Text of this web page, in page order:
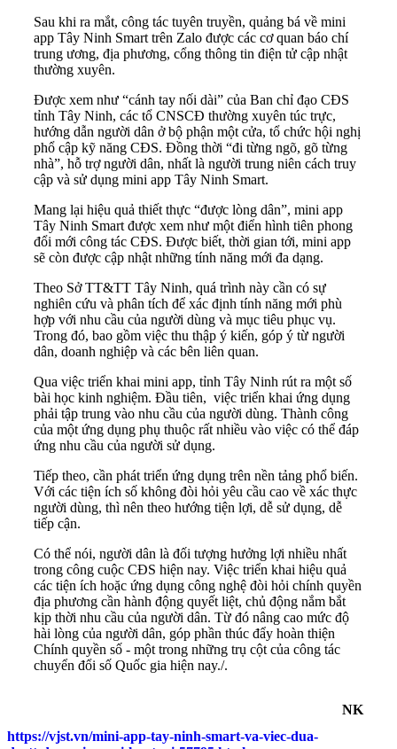
Sau khi ra mắt, công tác tuyên truyền, quảng bá về mini
app Tây Ninh Smart trên Zalo được các cơ quan báo chí
trung ương, địa phương, cổng thông tin điện tử cập nhật
thường xuyên.
Được xem như “cánh tay nối dài” của Ban chỉ đạo CĐS
tỉnh Tây Ninh, các tổ CNSCĐ thường xuyên túc trực,
hướng dẫn người dân ở bộ phận một cửa, tổ chức hội nghị
phổ cập kỹ năng CĐS. Đồng thời “đi từng ngõ, gõ từng
nhà”, hỗ trợ người dân, nhất là người trung niên cách truy
cập và sử dụng mini app Tây Ninh Smart.
Mang lại hiệu quả thiết thực “được lòng dân”, mini app
Tây Ninh Smart được xem như một điển hình tiên phong
đổi mới công tác CĐS. Được biết, thời gian tới, mini app
sẽ còn được cập nhật những tính năng mới đa dạng.
Theo Sở TT&TT Tây Ninh, quá trình này cần có sự
nghiên cứu và phân tích để xác định tính năng mới phù
hợp với nhu cầu của người dùng và mục tiêu phục vụ.
Trong đó, bao gồm việc thu thập ý kiến, góp ý từ người
dân, doanh nghiệp và các bên liên quan.
Qua việc triển khai mini app, tỉnh Tây Ninh rút ra một số
bài học kinh nghiệm. Đầu tiên, việc triển khai ứng dụng
phải tập trung vào nhu cầu của người dùng. Thành công
của một ứng dụng phụ thuộc rất nhiều vào việc có thể đáp
ứng nhu cầu của người sử dụng.
Tiếp theo, cần phát triển ứng dụng trên nền tảng phổ biến.
Với các tiện ích số không đòi hỏi yêu cầu cao về xác thực
người dùng, thì nên theo hướng tiện lợi, dễ sử dụng, dễ
tiếp cận.
Có thể nói, người dân là đối tượng hưởng lợi nhiều nhất
trong công cuộc CĐS hiện nay. Việc triển khai hiệu quả
các tiện ích hoặc ứng dụng công nghệ đòi hỏi chính quyền
địa phương cần hành động quyết liệt, chủ động nắm bắt
kịp thời nhu cầu của người dân. Từ đó nâng cao mức độ
hài lòng của người dân, góp phần thúc đẩy hoàn thiện
Chính quyền số - một trong những trụ cột của công tác
chuyển đổi số Quốc gia hiện nay./.
NK
https://vjst.vn/mini-app-tay-ninh-smart-va-viec-dua-